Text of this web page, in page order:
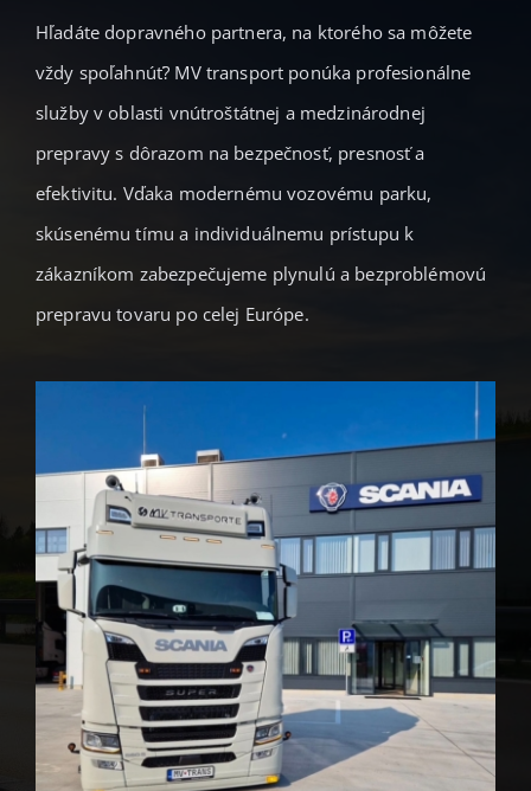
Hľadáte dopravného partnera, na ktorého sa môžete
vždy spoľahnúť? MV transport ponúka profesionálne
služby v oblasti vnútroštátnej a medzinárodnej
prepravy s dôrazom na bezpečnosť, presnosť a
efektivitu. Vďaka modernému vozovému parku,
skúsenému tímu a individuálnemu prístupu k
zákazníkom zabezpečujeme plynulú a bezproblémovú
prepravu tovaru po celej Európe.